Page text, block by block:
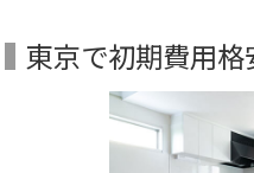
東京で初期費用